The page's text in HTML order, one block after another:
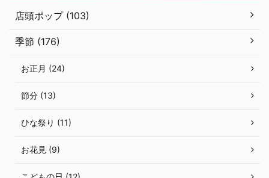
店頭ポップ (103)
季節 (176)
お正月 (24)
節分 (13)
ひな祭り (11)
お花見 (9)